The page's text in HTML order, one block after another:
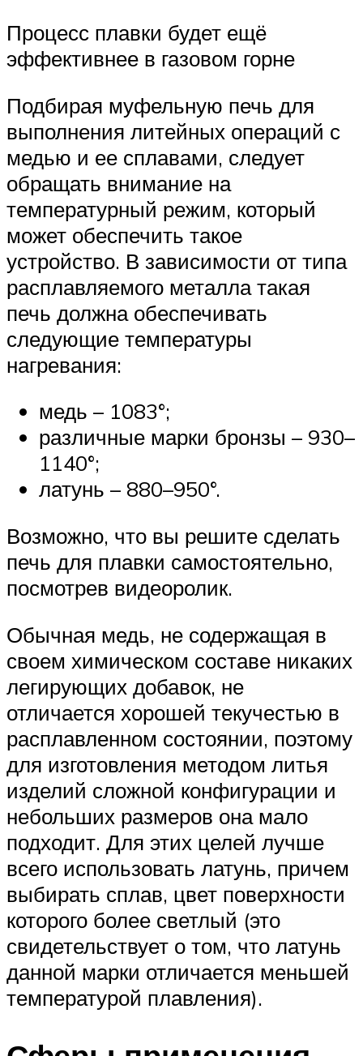
Процесс плавки будет ещё
эффективнее в газовом горне
Подбирая муфельную печь для
выполнения литейных операций с
медью и ее сплавами, следует
обращать внимание на
температурный режим, который
может обеспечить такое
устройство. В зависимости от типа
расплавляемого металла такая
печь должна обеспечивать
следующие температуры
нагревания:
медь – 1083°;
различные марки бронзы – 930–
1140°;
латунь – 880–950°.
Возможно, что вы решите сделать
печь для плавки самостоятельно,
посмотрев видеоролик.
Обычная медь, не содержащая в
своем химическом составе никаких
легирующих добавок, не
отличается хорошей текучестью в
расплавленном состоянии, поэтому
для изготовления методом литья
изделий сложной конфигурации и
небольших размеров она мало
подходит. Для этих целей лучше
всего использовать латунь, причем
выбирать сплав, цвет поверхности
которого более светлый (это
свидетельствует о том, что латунь
данной марки отличается меньшей
температурой плавления).